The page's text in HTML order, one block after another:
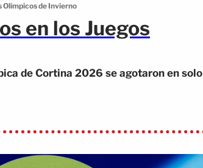
de Invierno
en los Juegos
de Cortina 2026 se agotaron en solo